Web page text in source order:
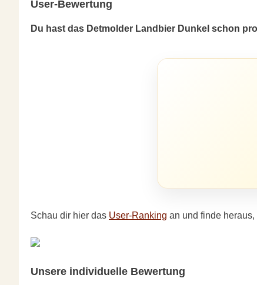
User-Bewertung
Du hast das Detmolder Landbier Dunkel schon
Schau dir hier das User-Ranking an und finde
Unsere individuelle Bewertung